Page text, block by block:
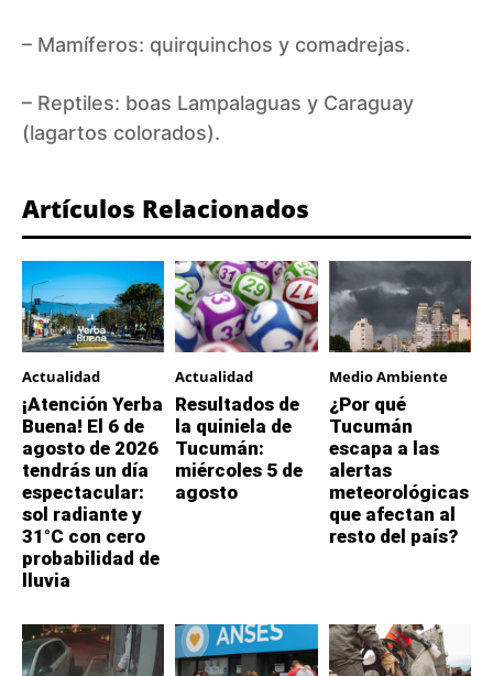
– Mamíferos: quirquinchos y comadrejas.
– Reptiles: boas Lampalaguas y Caraguay
(lagartos colorados).
Artículos Relacionados
Actualidad
¡Atención Yerba
Buena! El 6 de
agosto de 2026
tendrás un día
espectacular:
sol radiante y
31°C con cero
probabilidad de
lluvia
Actualidad
Resultados de
la quiniela de
Tucumán:
miércoles 5 de
agosto
Medio Ambiente
¿Por qué
Tucumán
escapa a las
alertas
meteorológicas
que afectan al
resto del país?